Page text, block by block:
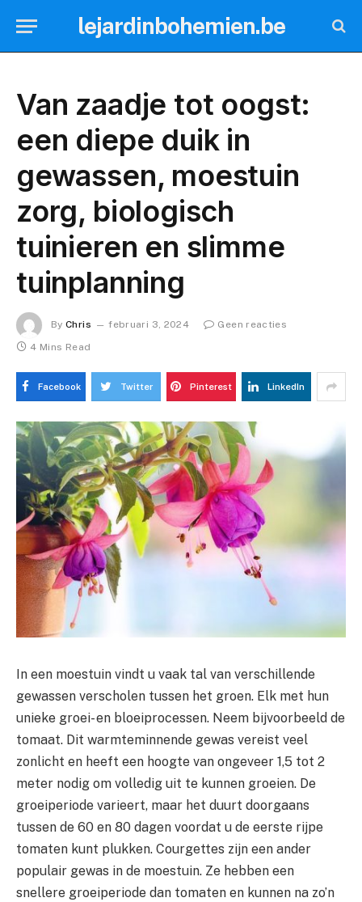
lejardinbohemien.be
Van zaadje tot oogst:
een diepe duik in
gewassen, moestuin
zorg, biologisch
tuinieren en slimme
tuinplanning
By Chris februari 3, 2024
Geen reacties
4 Mins Read
Facebook Twitter Pinterest LinkedIn
In een moestuin vindt u vaak tal van verschillende
gewassen verscholen tussen het groen. Elk met hun
unieke groei- en bloeiprocessen. Neem bijvoorbeeld de
tomaat. Dit warmteminnende gewas vereist veel
zonlicht en heeft een hoogte van ongeveer 1,5 tot 2
meter nodig om volledig uit te kunnen groeien. De
groeiperiode varieert, maar het duurt doorgaans
tussen de 60 en 80 dagen voordat u de eerste rijpe
tomaten kunt plukken. Courgettes zijn een ander
populair gewas in de moestuin. Ze hebben een
snellere groeiperiode dan tomaten en kunnen na zo’n